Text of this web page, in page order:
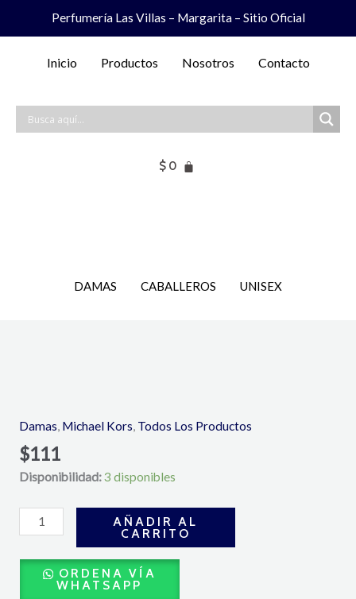
Perfumería Las Villas – Margarita – Sitio Oficial
Inicio Productos Nosotros Contacto
$ 0
DAMAS CABALLEROS UNISEX
Damas Michael Kors Todos Los Productos
$111
Disponibilidad:3 disponibles
De
Parfum
100ml
-
Kors
cantidad
AÑADIR AL
CARRITO
ORDENA VÍA
WHATSAPP